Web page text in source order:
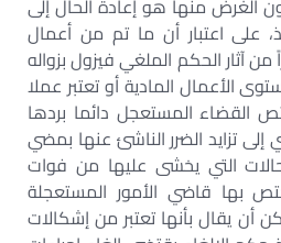
الغرض منها هو إعادة الحال إلى
على اعتبار أن ما تم من أعمال
من آثار الحكم الملغي فيزول بزواله
الأعمال المادية أو تعتبر عملا
القضاء المستعجل دائما بردها
تزايد الضرر الناشئ عنها بمضي
التي يخشى عليها من فوات
بها قاضي الأمور المستعجلة
أن يقال بأنها تعتبر من إشكالات